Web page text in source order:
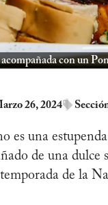
con un
26, 2024
es una
de una dulce
de la